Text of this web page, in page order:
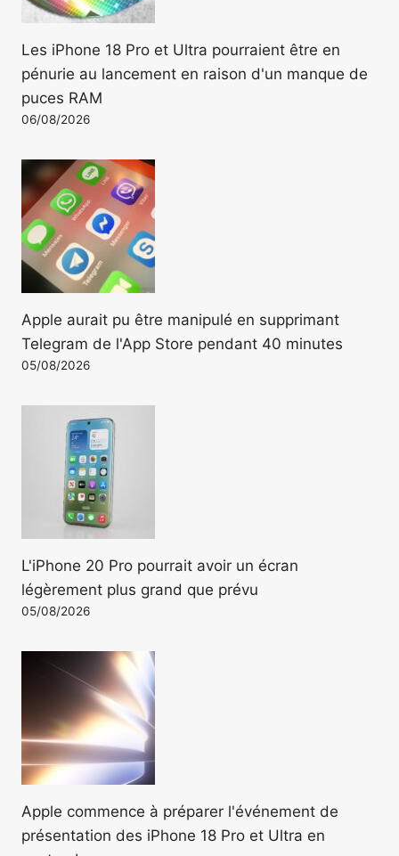
Les iPhone 18 Pro et Ultra pourraient être en
pénurie au lancement en raison d'un manque de
puces RAM
06/08/2026
Apple aurait pu être manipulé en supprimant
Telegram de l'App Store pendant 40 minutes
05/08/2026
L'iPhone 20 Pro pourrait avoir un écran
légèrement plus grand que prévu
05/08/2026
Apple commence à préparer l'événement de
présentation des iPhone 18 Pro et Ultra en